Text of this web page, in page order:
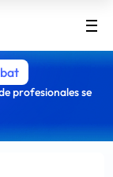
profesionales se